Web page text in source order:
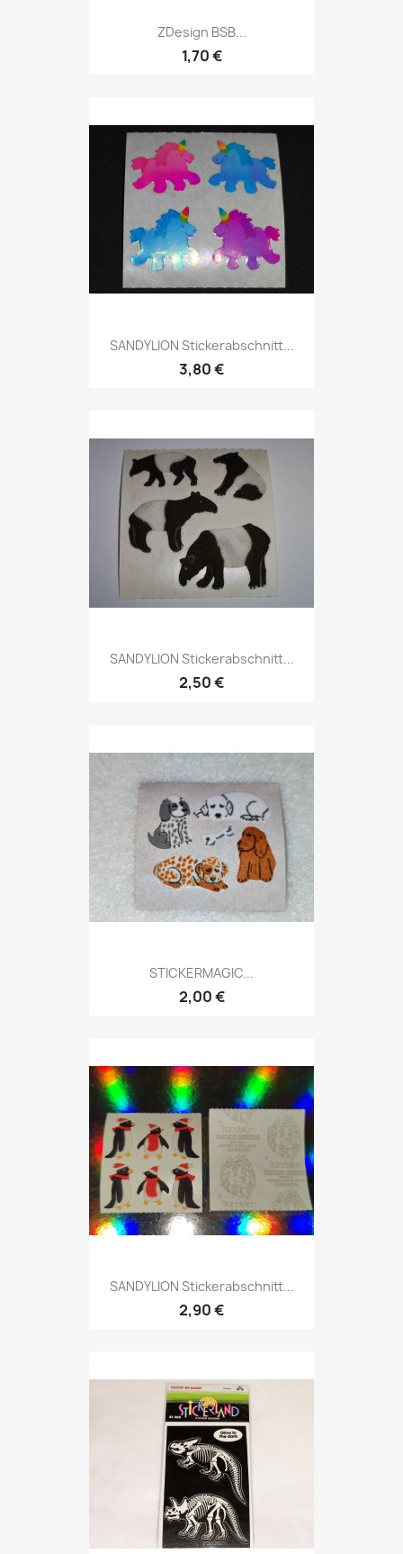
ZDesign BSB...
1,70 €
SANDYLION Stickerabschnitt...
3,80 €
SANDYLION Stickerabschnitt...
2,50 €
STICKERMAGIC...
2,00 €
SANDYLION Stickerabschnitt...
2,90 €